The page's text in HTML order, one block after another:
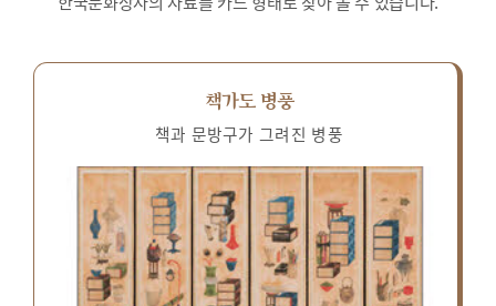
책가도 병풍
책과 문방구가 그려진 병풍